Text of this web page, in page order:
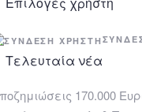
Τελευταία νέα
170.000